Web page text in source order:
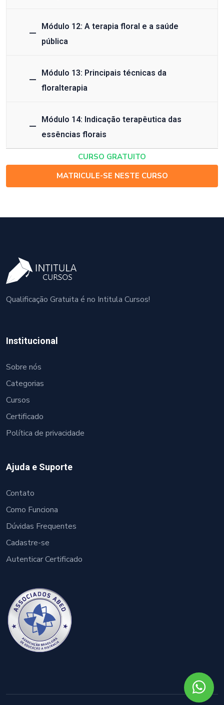
Módulo 12: A terapia floral e a saúde
pública
Módulo 13: Principais técnicas da
floralterapia
Módulo 14: Indicação terapêutica das
essências florais
CURSO GRATUITO
MATRICULE-SE NESTE CURSO
Qualificação Gratuita é no Intitula Cursos!
Institucional
Sobre nós
Categorias
Cursos
Certificado
Política de privacidade
Ajuda e Suporte
Contato
Como Funciona
Dúvidas Frequentes
Cadastre-se
Autenticar Certificado